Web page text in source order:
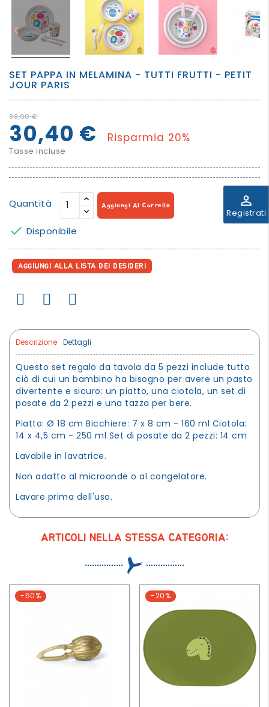
perm_identity
Registrati
 
SET PAPPA IN MELAMINA - TUTTI FRUTTI - PETIT
JOUR PARIS
38,00 €
30,40 € Risparmia 20%
Tasse incluse
Quantità Aggiungi Al Carrello
 Disponibile
AGGIUNGI ALLA LISTA DEI DESIDERI
Descrizione Dettagli
Questo set regalo da tavola da 5 pezzi include tutto
ciò di cui un bambino ha bisogno per avere un pasto
divertente e sicuro: un piatto, una ciotola, un set di
posate da 2 pezzi e una tazza per bere.
Piatto: Ø 18 cm Bicchiere: 7 x 8 cm - 160 ml Ciotola:
14 x 4,5 cm - 250 ml Set di posate da 2 pezzi: 14 cm
Lavabile in lavatrice.
Non adatto al microonde o al congelatore.
Lavare prima dell'uso.
ARTICOLI NELLA STESSA CATEGORIA:
-50% -20%